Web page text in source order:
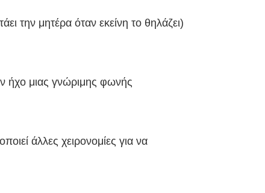
την μητέρα όταν εκείνη το θηλάζει)
ήχο μιας γνώριμης φωνής
άλλες χειρονομίες για να